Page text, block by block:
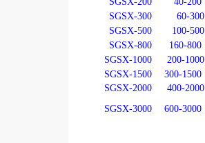
SGSX-300
60-300
SGSX-500
100-500
SGSX-800
160-800
SGSX-1000
200-1000
SGSX-1500
300-1500
SGSX-2000
400-2000
SGSX-3000
600-3000